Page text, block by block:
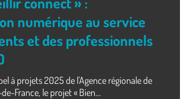
numérique au service
et des professionnels
à projets 2025 de l'Agence régionale de
France, le projet « Bien...